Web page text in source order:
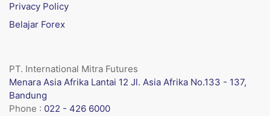
Privacy Policy
Belajar Forex
PT. International Mitra Futures
Menara Asia Afrika Lantai 12 Jl. Asia Afrika No.133 - 137,
Bandung
Phone : 022 - 426 6000